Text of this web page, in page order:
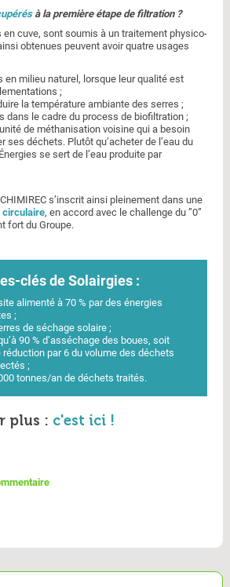
à la première étape de filtration ?
cuve, sont soumis à un traitement physico-
obtenues peuvent avoir quatre usages
en milieu naturel, lorsque leur qualité est
;
la température ambiante des serres ;
dans le cadre du process de biofiltration ;
de méthanisation voisine qui a besoin
ses déchets. Plutôt qu’acheter de l’eau du
se sert de l’eau produite par
s’inscrit ainsi pleinement dans une
circulaire, en accord avec le challenge du ”0”
fort du Groupe.
clés de Solairgies :
alimenté à 70 % par des énergies
;
de séchage solaire ;
90 % d’asséchage des boues, soit
réduction par 6 du volume des déchets
;
tonnes/an de déchets traités.
plus : c'est ici !